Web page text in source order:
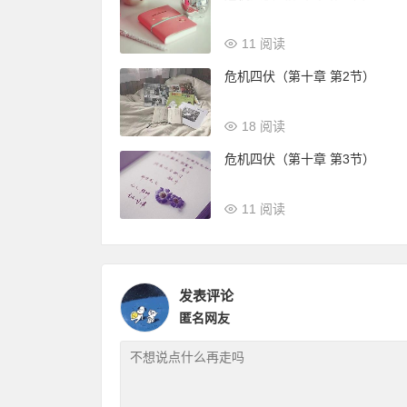
11 阅读
危机四伏（第十章 第2节）
18 阅读
危机四伏（第十章 第3节）
11 阅读
发表评论
匿名网友